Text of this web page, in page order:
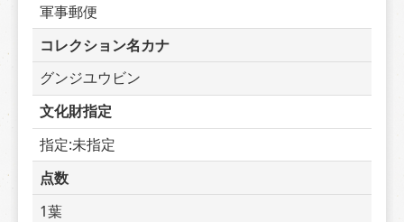
軍事郵便
コレクション名カナ
グンジユウビン
文化財指定
指定:未指定
点数
1葉